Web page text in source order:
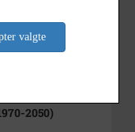
2050)
valgte